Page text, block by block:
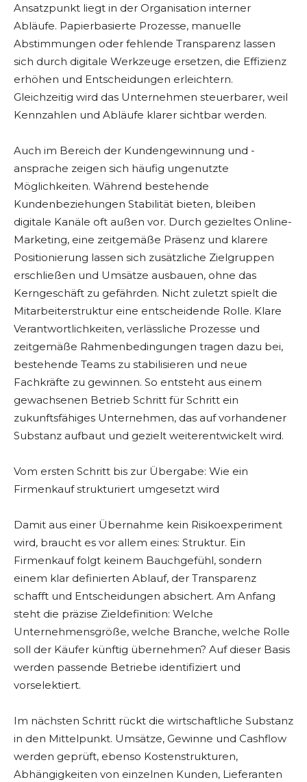
Ansatzpunkt liegt in der Organisation interner
Abläufe. Papierbasierte Prozesse, manuelle
Abstimmungen oder fehlende Transparenz lassen
sich durch digitale Werkzeuge ersetzen, die Effizienz
erhöhen und Entscheidungen erleichtern.
Gleichzeitig wird das Unternehmen steuerbarer, weil
Kennzahlen und Abläufe klarer sichtbar werden.
Auch im Bereich der Kundengewinnung und -
ansprache zeigen sich häufig ungenutzte
Möglichkeiten. Während bestehende
Kundenbeziehungen Stabilität bieten, bleiben
digitale Kanäle oft außen vor. Durch gezieltes Online-
Marketing, eine zeitgemäße Präsenz und klarere
Positionierung lassen sich zusätzliche Zielgruppen
erschließen und Umsätze ausbauen, ohne das
Kerngeschäft zu gefährden. Nicht zuletzt spielt die
Mitarbeiterstruktur eine entscheidende Rolle. Klare
Verantwortlichkeiten, verlässliche Prozesse und
zeitgemäße Rahmenbedingungen tragen dazu bei,
bestehende Teams zu stabilisieren und neue
Fachkräfte zu gewinnen. So entsteht aus einem
gewachsenen Betrieb Schritt für Schritt ein
zukunftsfähiges Unternehmen, das auf vorhandener
Substanz aufbaut und gezielt weiterentwickelt wird.
Vom ersten Schritt bis zur Übergabe: Wie ein
Firmenkauf strukturiert umgesetzt wird
Damit aus einer Übernahme kein Risikoexperiment
wird, braucht es vor allem eines: Struktur. Ein
Firmenkauf folgt keinem Bauchgefühl, sondern
einem klar definierten Ablauf, der Transparenz
schafft und Entscheidungen absichert. Am Anfang
steht die präzise Zieldefinition: Welche
Unternehmensgröße, welche Branche, welche Rolle
soll der Käufer künftig übernehmen? Auf dieser Basis
werden passende Betriebe identifiziert und
vorselektiert.
Im nächsten Schritt rückt die wirtschaftliche Substanz
in den Mittelpunkt. Umsätze, Gewinne und Cashflow
werden geprüft, ebenso Kostenstrukturen,
Abhängigkeiten von einzelnen Kunden, Lieferanten